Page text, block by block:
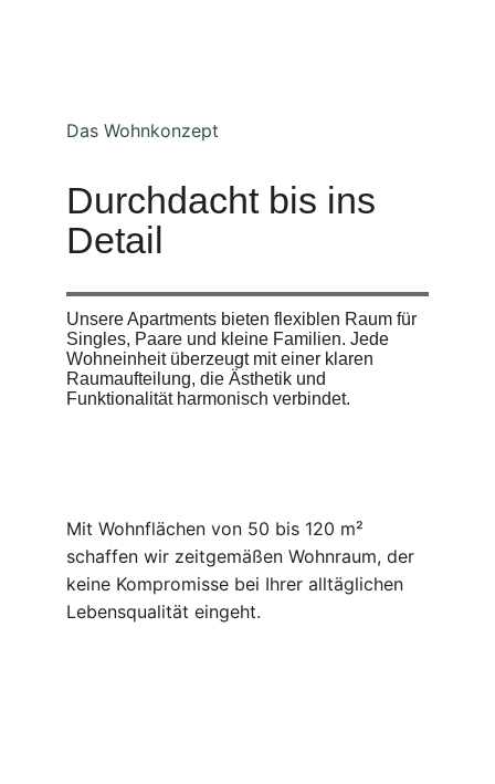
Das Wohnkonzept
Durchdacht bis ins
Detail
Unsere Apartments bieten flexiblen Raum für
Singles, Paare und kleine Familien. Jede
Wohneinheit überzeugt mit einer klaren
Raumaufteilung, die Ästhetik und
Funktionalität harmonisch verbindet.
Mit Wohnflächen von 50 bis 120 m²
schaffen wir zeitgemäßen Wohnraum, der
keine Kompromisse bei Ihrer alltäglichen
Lebensqualität eingeht.